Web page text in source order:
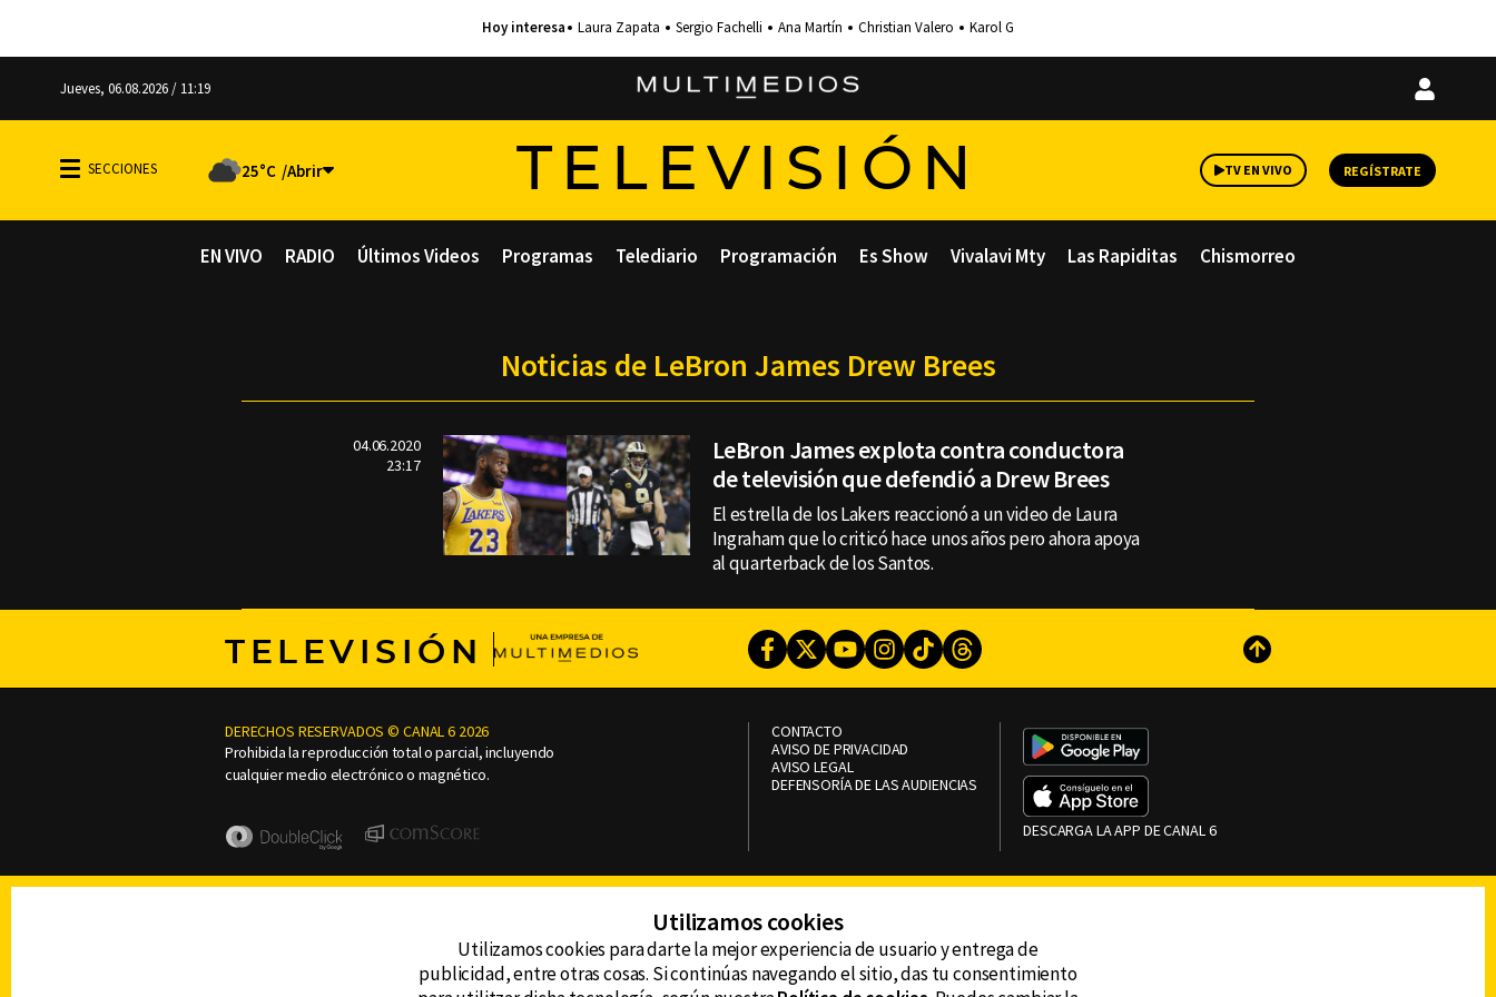
Laura Zapata Sergio Fachelli Ana Martín Christian Valero Karol G
Jueves, 06.08.2026 / 11:19
Iniciar
25°C TELEVISIÓN TV EN VIVO REGÍSTRATE
EN VIVO RADIO Últimos Videos Programas Telediario Programación Es Show Vivalavi Mty Las Rapiditas Chismorreo
Noticias de LeBron James Drew Brees
04.06.2020
23:17
LeBron James explota contra conductora
de televisión que defendió a Drew Brees
El estrella de los Lakers reaccionó a un video de Laura
Ingraham que lo criticó hace unos años pero ahora apoya
al quarterback de los Santos.
TELEVISIÓN Facebook
TwitterYoutubeInstagram
TikTokThreads Subir
DERECHOS RESERVADOS © CANAL 6 2026
Prohibida la reproducción total o parcial, incluyendo
cualquier medio electrónico o magnético.
CONTACTO
AVISO DE PRIVACIDAD
AVISO LEGAL
DEFENSORÍA DE LAS AUDIENCIAS
DESCARGA LA APP DE CANAL 6
Utilizamos cookies
Utilizamos cookies para darte la mejor experiencia de usuario y entrega de
publicidad, entre otras cosas. Si continúas navegando el sitio, das tu consentimiento